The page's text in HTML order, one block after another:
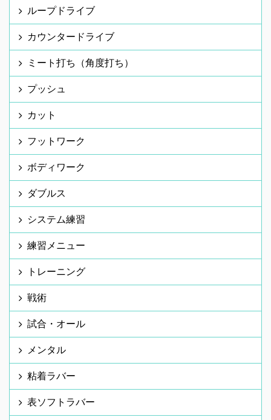
ループドライブ
カウンタードライブ
ミート打ち（角度打ち）
プッシュ
カット
フットワーク
ボディワーク
ダブルス
システム練習
練習メニュー
トレーニング
戦術
試合・オール
メンタル
粘着ラバー
表ソフトラバー